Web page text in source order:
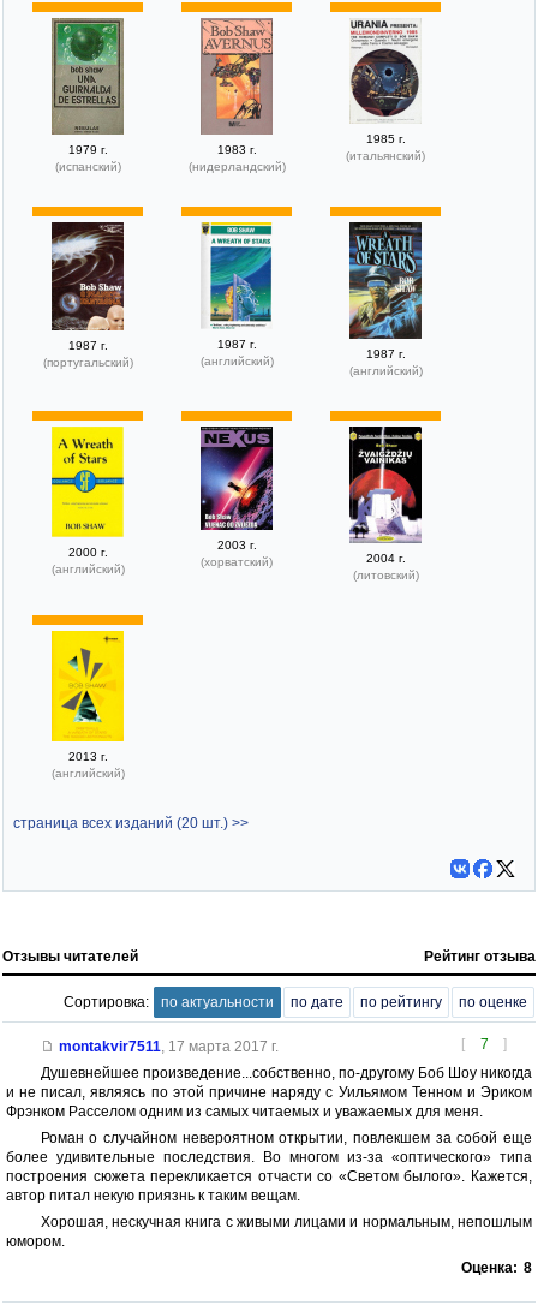
1979 г.
(испанский)
1983 г.
(нидерландский)
1985 г.
(итальянский)
1987 г.
(португальский)
1987 г.
(английский)
1987 г.
(английский)
2000 г.
(английский)
2003 г.
(хорватский)
2004 г.
(литовский)
2013 г.
(английский)
страница всех изданий (20 шт.) >>
Отзывы читателей Рейтинг отзыва
Сортировка: по актуальности по дате по рейтингу по оценке
[ 7 ]
montakvir7511, 17 марта 2017 г.
Душевнейшее произведение...собственно, по-другому Боб Шоу никогда
и не писал, являясь по этой причине наряду с Уильямом Тенном и Эриком
Фрэнком Расселом одним из самых читаемых и уважаемых для меня.
Роман о случайном невероятном открытии, повлекшем за собой еще
более удивительные последствия. Во многом из-за «оптического» типа
построения сюжета перекликается отчасти со «Светом былого». Кажется,
автор питал некую приязнь к таким вещам.
Хорошая, нескучная книга с живыми лицами и нормальным, непошлым
юмором.
Оценка: 8